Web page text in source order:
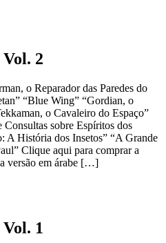
2
o Reparador das Paredes do
“Blue Wing” “Gordian, o
o Cavaleiro do Espaço”
sobre Espíritos dos
A História dos Insetos” “A Grande
Clique aqui para comprar a
versão em árabe […]
1